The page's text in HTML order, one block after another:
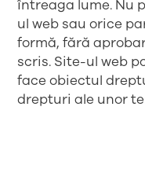
întreaga lume. Nu
ul web sau orice
formă, fără
scris. Site-ul web
face obiectul
drepturi ale unor